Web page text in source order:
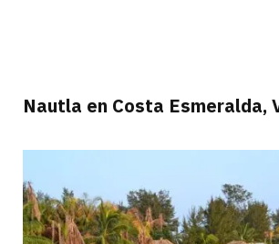
Nautla en Costa Esmeralda,